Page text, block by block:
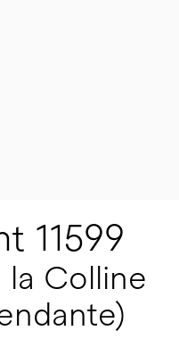
11599
la Colline